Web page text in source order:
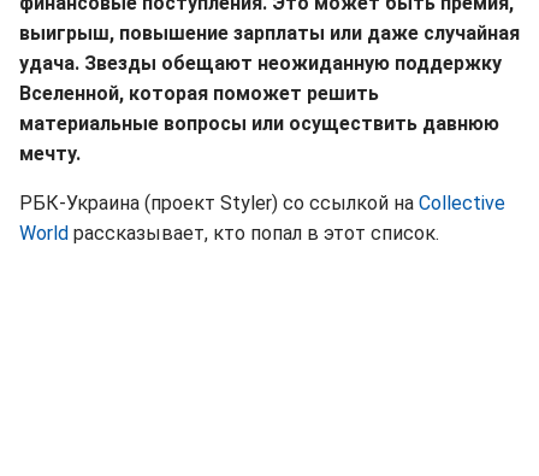
выигрыш, повышение зарплаты или даже случайная
удача. Звезды обещают неожиданную поддержку
Вселенной, которая поможет решить
материальные вопросы или осуществить давнюю
мечту.
РБК-Украина (проект Styler) со ссылкой на Collective
World рассказывает, кто попал в этот список.